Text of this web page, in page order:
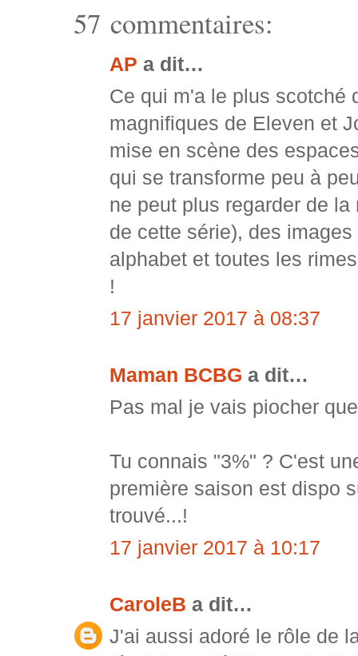
57 commentaires:
AP a dit…
Ce qui m'a le plus scotché
magnifiques de Eleven et
mise en scène des
qui se transforme peu à
ne peut plus regarder de
de cette série), des
alphabet et toutes les
!
17 janvier 2017 à 08:37
Maman BCBG a dit…
Pas mal je vais piocher
Tu connais "3%" ? C'est
première saison est dispo
trouvé...!
17 janvier 2017 à 10:17
CaroleB a dit…
J'ai aussi adoré le rôle de